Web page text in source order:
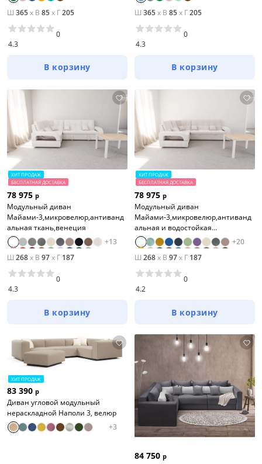
Ш 365x В 85x Г205
4.3
0
В корзину
Ш 365x В 85x Г205
4.3
0
В корзину
ХИТ ПРОДАЖ
БЕСПЛАТНАЯ ДОСТАВКА
78 975 р
Модульный диван
Майами-3,микровелюр,антиванд
альная ткань,венеция
+13
Ш 268x В 97x Г 187
4.3
0
В корзину
ХИТ ПРОДАЖ
БЕСПЛАТНАЯ ДОСТАВКА
78 975 р
Модульный диван
Майами-3,микровелюр,антиванд
альная и водостойкая
ткань,венеция
+20
Ш 268x В 97x Г 187
4.2
0
В корзину
ХИТ ПРОДАЖ
83 390 р
Диван угловой модульный
нераскладной Наполи 3, велюр
+3
84 750 р